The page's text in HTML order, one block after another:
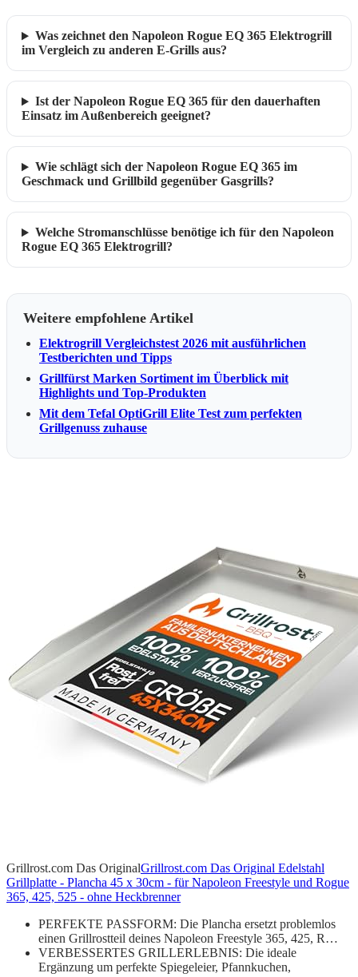
Was zeichnet den Napoleon Rogue EQ 365 Elektrogrill
im Vergleich zu anderen E-Grills aus?
Ist der Napoleon Rogue EQ 365 für den dauerhaften
Einsatz im Außenbereich geeignet?
Wie schlägt sich der Napoleon Rogue EQ 365 im
Geschmack und Grillbild gegenüber Gasgrills?
Welche Stromanschlüsse benötige ich für den Napoleon
Rogue EQ 365 Elektrogrill?
Weitere empfohlene Artikel
Elektrogrill Vergleichstest 2026 mit ausführlichen
Testberichten und Tipps
Grillfürst Marken Sortiment im Überblick mit
Highlights und Top-Produkten
Mit dem Tefal OptiGrill Elite Test zum perfekten
Grillgenuss zuhause
Grillrost.com Das OriginalGrillrost.com Das Original Edelstahl
Grillplatte - Plancha 45 x 30cm - für Napoleon Freestyle und Rogue
365, 425, 525 - ohne Heckbrenner
PERFEKTE PASSFORM: Die Plancha ersetzt problemlos
einen Grillrostteil deines Napoleon Freestyle 365, 425, R…
VERBESSERTES GRILLERLEBNIS: Die ideale
Ergänzung um perfekte Spiegeleier, Pfannkuchen,